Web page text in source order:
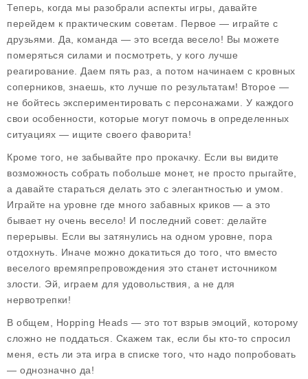
Теперь, когда мы разобрали аспекты игры, давайте
перейдем к практическим советам. Первое — играйте с
друзьями. Да, команда — это всегда весело! Вы можете
померяться силами и посмотреть, у кого лучше
реагирование. Даем пять раз, а потом начинаем с кровных
соперников, знаешь, кто лучше по результатам! Второе —
не бойтесь экспериментировать с персонажами. У каждого
свои особенности, которые могут помочь в определенных
ситуациях — ищите своего фаворита!
Кроме того, не забывайте про прокачку. Если вы видите
возможность собрать побольше монет, не просто прыгайте,
а давайте стараться делать это с элегантностью и умом.
Играйте на уровне где много забавных криков — а это
бывает ну очень весело! И последний совет: делайте
перерывы. Если вы затянулись на одном уровне, пора
отдохнуть. Иначе можно докатиться до того, что вместо
веселого времяпрепровождения это станет источником
злости. Эй, играем для удовольствия, а не для
нервотрепки!
В общем, Hopping Heads — это тот взрыв эмоций, которому
сложно не поддаться. Скажем так, если бы кто-то спросил
меня, есть ли эта игра в списке того, что надо попробовать
— однозначно да!